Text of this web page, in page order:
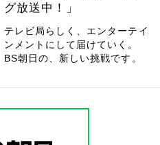
グ放送中！」
テレビ局らしく、エンターテイ
ンメントにして届けていく。
BS朝日の、新しい挑戦です。